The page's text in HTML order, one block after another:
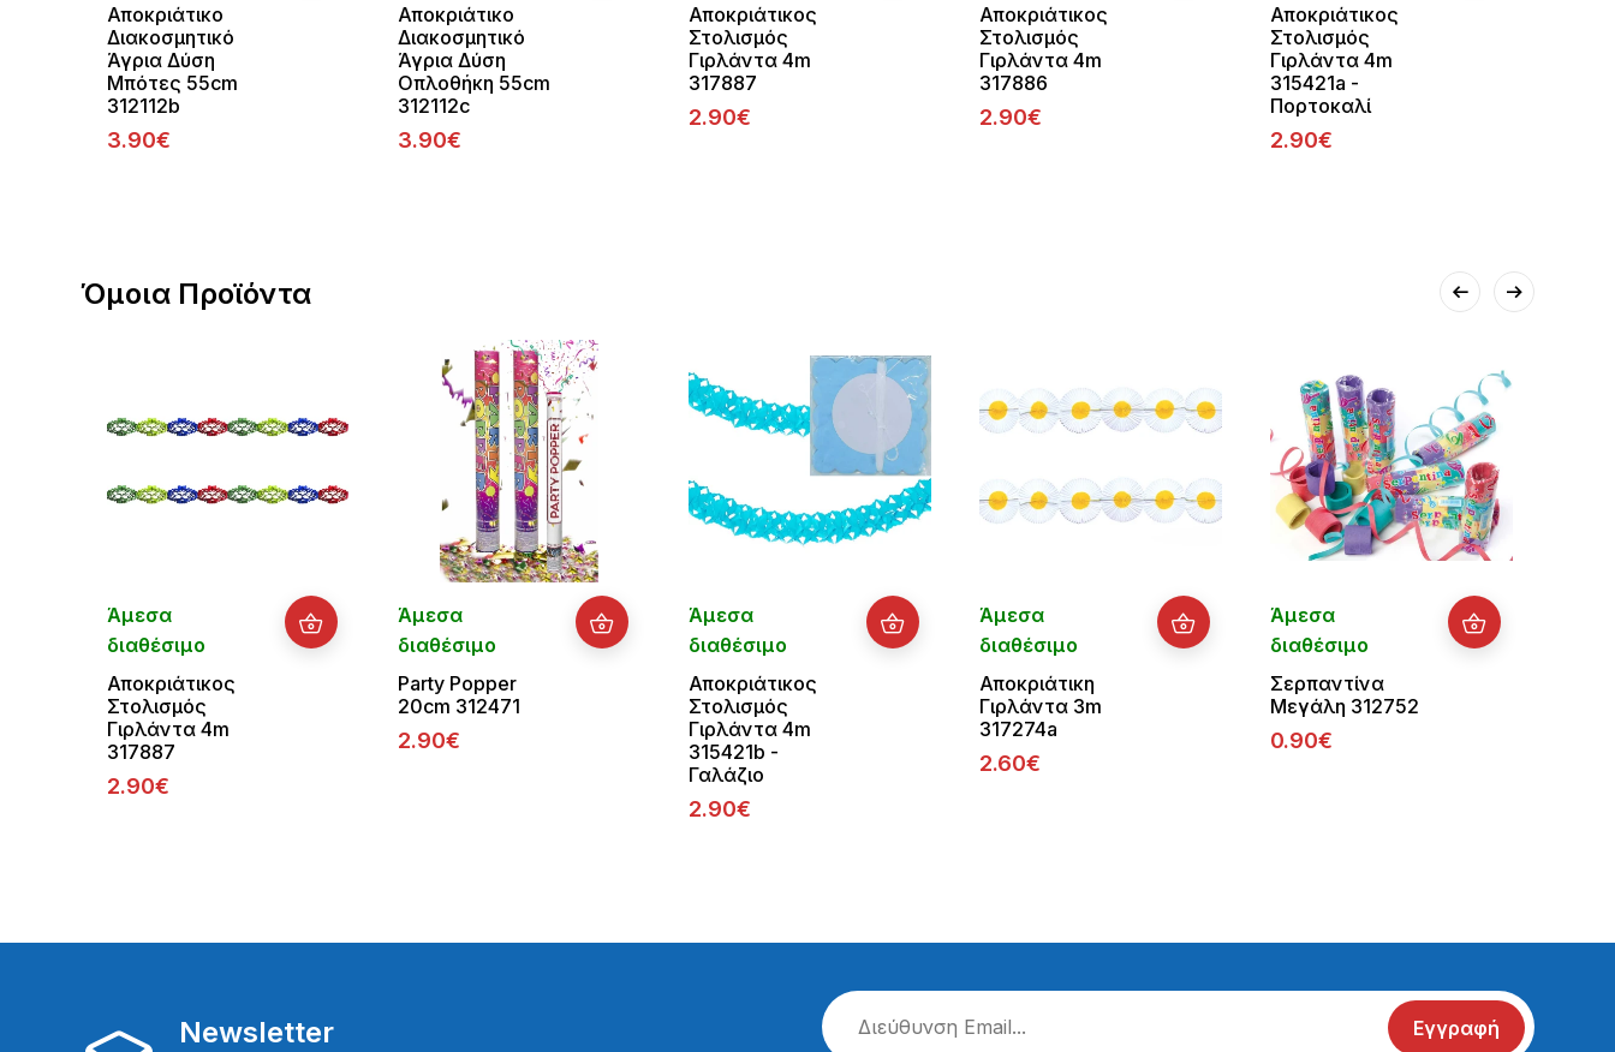
Αποκριάτικο
Διακοσμητικό
Άγρια Δύση
Μπότες 55cm
312112b
3.90€
Αποκριάτικο
Διακοσμητικό
Άγρια Δύση
Οπλοθήκη 55cm
312112c
3.90€
Αποκριάτικος
Στολισμός
Γιρλάντα 4m
317887
2.90€
Αποκριάτικος
Στολισμός
Γιρλάντα 4m
317886
2.90€
Αποκριάτικος
Στολισμός
Γιρλάντα 4m
315421a -
Πορτοκαλί
2.90€
Όμοια Προϊόντα
Άμεσα
διαθέσιμο
Αποκριάτικος
Στολισμός
Γιρλάντα 4m
317887
2.90€
Άμεσα
διαθέσιμο
Party Popper
20cm 312471
2.90€
Άμεσα
διαθέσιμο
Αποκριάτικος
Στολισμός
Γιρλάντα 4m
315421b -
Γαλάζιο
2.90€
Άμεσα
διαθέσιμο
Αποκριάτικη
Γιρλάντα 3m
317274a
2.60€
Άμεσα
διαθέσιμο
Σερπαντίνα
Μεγάλη 312752
0.90€
Newsletter Εγγραφή